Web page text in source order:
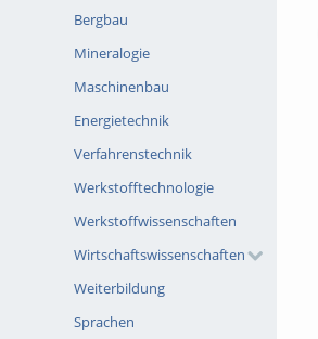
Bergbau
Mineralogie
Maschinenbau
Energietechnik
Verfahrenstechnik
Werkstofftechnologie
Werkstoffwissenschaften
Wirtschaftswissenschaften
Weiterbildung
Sprachen